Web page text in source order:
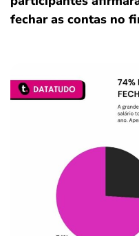
fechar as contas no